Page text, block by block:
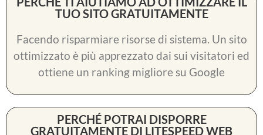
TUO SITO GRATUITAMENTE
Facendo risparmiare risorse di sistema. Un sito
ottimizzato è più apprezzato dai sui visitatori ed
ottiene un ranking migliore su Google
PERCHÉ POTRAI DISPORRE
GRATUITAMENTE DI LITESPEED WEB